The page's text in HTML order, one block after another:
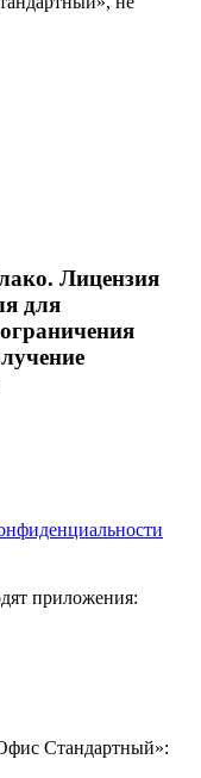
Лицензия
для
приложения:
Стандартный»: